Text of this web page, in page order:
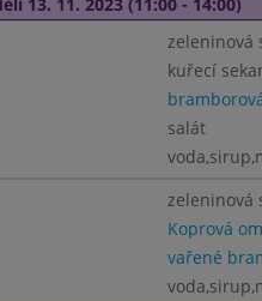
zeleninová
kuřecí
salát
zeleninová
Koprová
vařené